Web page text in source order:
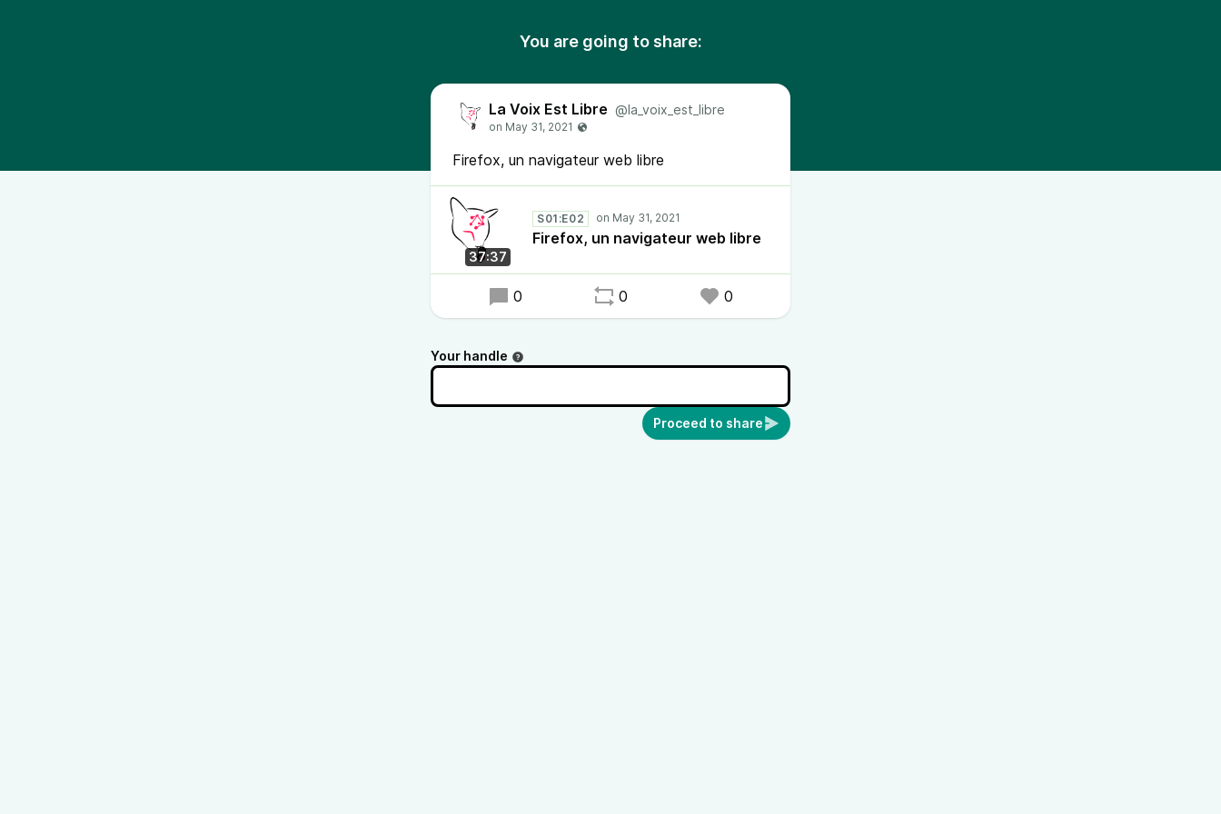
You are going to share:
La Voix Est Libre @la_voix_est_libre
Firefox, un navigateur web libre
37:37
S01:E02
Firefox, un navigateur web libre
0 0 0
Your handle
Proceed to share